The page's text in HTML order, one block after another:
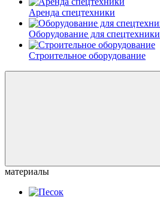
Аренда спецтехники
Оборудование для спецтехники
Строительное оборудование
материалы